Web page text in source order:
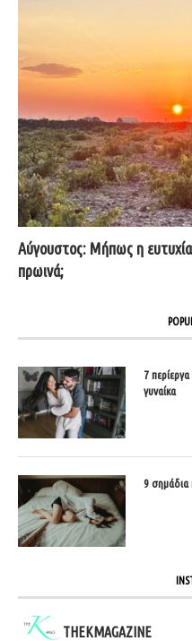
Αύγουστος: Μήπως η ευτυχία
πρωινά;
7
γυναίκα
9 σημάδια
THEKMAGAZINE